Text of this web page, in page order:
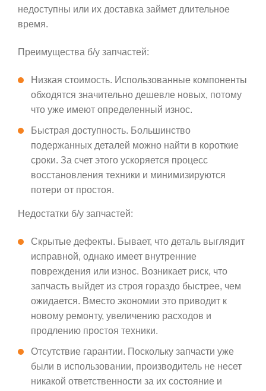
недоступны или их доставка займет длительное
время.
Преимущества б/у запчастей:
Низкая стоимость. Использованные компоненты
обходятся значительно дешевле новых, потому
что уже имеют определенный износ.
Быстрая доступность. Большинство
подержанных деталей можно найти в короткие
сроки. За счет этого ускоряется процесс
восстановления техники и минимизируются
потери от простоя.
Недостатки б/у запчастей:
Скрытые дефекты. Бывает, что деталь выглядит
исправной, однако имеет внутренние
повреждения или износ. Возникает риск, что
запчасть выйдет из строя гораздо быстрее, чем
ожидается. Вместо экономии это приводит к
новому ремонту, увеличению расходов и
продлению простоя техники.
Отсутствие гарантии. Поскольку запчасти уже
были в использовании, производитель не несет
никакой ответственности за их состояние и